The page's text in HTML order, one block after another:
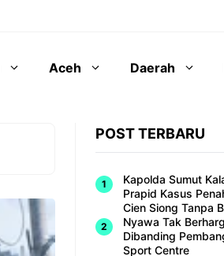
Aceh Daerah
POST TERBARU
Kapolda Sumut
Prapid Kasus
Cien Siong Tanpa
Nyawa Tak
Dibanding
Sport Centre